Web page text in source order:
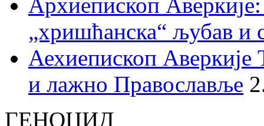
„хришћанска“ љубав и
Аехиепископ
и лажно Православље
ГЕНОЦИД